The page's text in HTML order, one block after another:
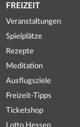
FREIZEIT
Veranstaltungen
Spielplätze
Rezepte
Meditation
Ausflugsziele
Freizeit-Tipps
Ticketshop
Lotto Hessen